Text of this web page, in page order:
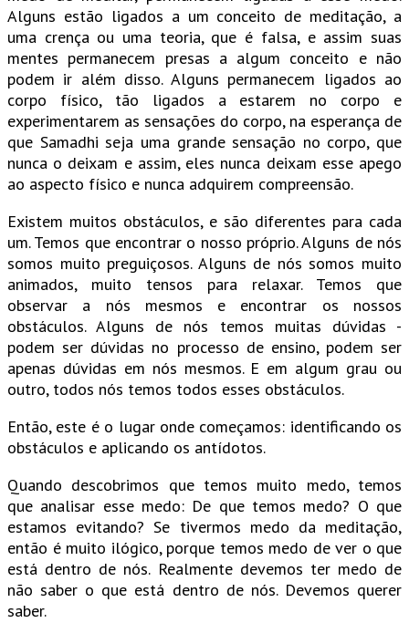
Alguns estão ligados a um conceito de meditação, a
uma crença ou uma teoria, que é falsa, e assim suas
mentes permanecem presas a algum conceito e não
podem ir além disso. Alguns permanecem ligados ao
corpo físico, tão ligados a estarem no corpo e
experimentarem as sensações do corpo, na esperança de
que Samadhi seja uma grande sensação no corpo, que
nunca o deixam e assim, eles nunca deixam esse apego
ao aspecto físico e nunca adquirem compreensão.
Existem muitos obstáculos, e são diferentes para cada
um. Temos que encontrar o nosso próprio. Alguns de nós
somos muito preguiçosos. Alguns de nós somos muito
animados, muito tensos para relaxar. Temos que
observar a nós mesmos e encontrar os nossos
obstáculos. Alguns de nós temos muitas dúvidas -
podem ser dúvidas no processo de ensino, podem ser
apenas dúvidas em nós mesmos. E em algum grau ou
outro, todos nós temos todos esses obstáculos.
Então, este é o lugar onde começamos: identificando os
obstáculos e aplicando os antídotos.
Quando descobrimos que temos muito medo, temos
que analisar esse medo: De que temos medo? O que
estamos evitando? Se tivermos medo da meditação,
então é muito ilógico, porque temos medo de ver o que
está dentro de nós. Realmente devemos ter medo de
não saber o que está dentro de nós. Devemos querer
saber.